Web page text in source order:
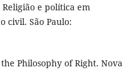
Religião e política em
civil. São Paulo:
Philosophy of Right. Nova